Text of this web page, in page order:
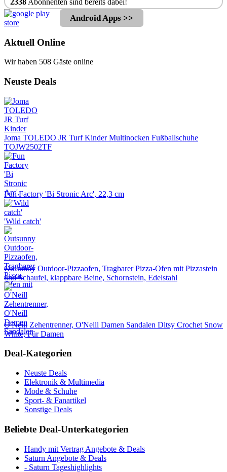
Android Apps >>
Aktuell Online
Wir haben 508 Gäste online
Neuste Deals
Joma TOLEDO JR Turf Kinder Multinocken Fußballschuhe
TOJW2502TF
Fun Factory 'Bi Stronic Arc', 22,3 cm
'Wild catch'
Outsunny Outdoor-Pizzaofen, Tragbarer Pizza-Ofen mit Pizzastein
und Schaufel, klappbare Beine, Schornstein, Edelstahl
O'Neill Zehentrenner, O'Neill Damen Sandalen Ditsy Crochet Snow
White; Für Damen
Deal-Kategorien
Neuste Deals
Elektronik & Multimedia
Mode & Schuhe
Sport- & Fanartikel
Sonstige Deals
Beliebte Deal-Unterkategorien
Handy mit Vertrag Angebote & Deals
Saturn Angebote & Deals
- Saturn Tageshighlights